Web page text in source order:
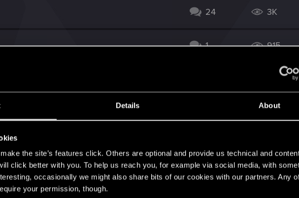
Details About
the site’s features click. Others are optional and provide us technical and
click better with you. To help us reach you, for example via social media, with
occasionally we might also share bits of our cookies with our partners. Any
your permission, though.
24 3K
1 915
3 1K